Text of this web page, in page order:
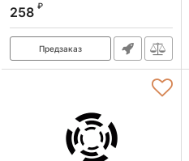
на d8 Denzel
Артикул: 76255
258 ₽
Предзаказ